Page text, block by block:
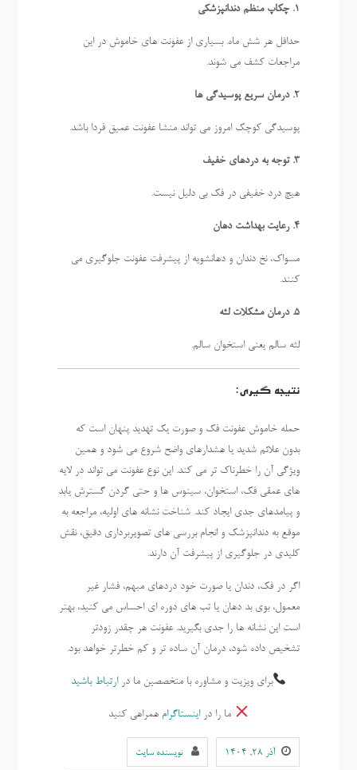
1. چکاپ منظم دندانپزشکی
حداقل هر شش ماه. بسیاری از عفونت های خاموش در این
مراجعات کشف می شوند.
2. درمان سریع پوسیدگی ها
پوسیدگی کوچک امروز می تواند منشا عفونت عمیق فردا باشد.
3. توجه به دردهای خفیف
هیچ درد خفیفی در فک بی دلیل نیست.
4. رعایت بهداشت دهان
مسواک، نخ دندان و دهانشویه از پیشرفت عفونت جلوگیری می
کنند.
5. درمان مشکلات لثه
لثه سالم یعنی استخوان سالم.
نتیجه گیری:
حمله خاموش عفونت فک و صورت یک تهدید پنهان است که
بدون علائم شدید یا هشدارهای واضح شروع می شود و همین
ویژگی آن را خطرناک تر می کند. این نوع عفونت می تواند در لایه
های عمقی فک، استخوان، سینوس ها و حتی گردن گسترش یابد
و پیامدهای جدی ایجاد کند. شناخت نشانه های اولیه، مراجعه به
موقع به دندانپزشک و انجام بررسی های تصویربرداری دقیق، نقش
کلیدی در جلوگیری از پیشرفت آن دارند.
اگر در فک، دندان یا صورت خود دردهای مبهم، فشار غیر
معمول، بوی بد دهان یا تب های دوره ای احساس می کنید، بهتر
است این نشانه ها را جدی بگیرید. عفونت هر چقدر زودتر
تشخیص داده شود، درمان آن ساده تر و کم خطرتر خواهد بود.
برای ویزیت و مشاوره با متخصصین ما درارتباط باشید
ما را دراینستاگرام همراهی کنید
آذر ۲۸, ۱۴۰۴ نویسنده سایت